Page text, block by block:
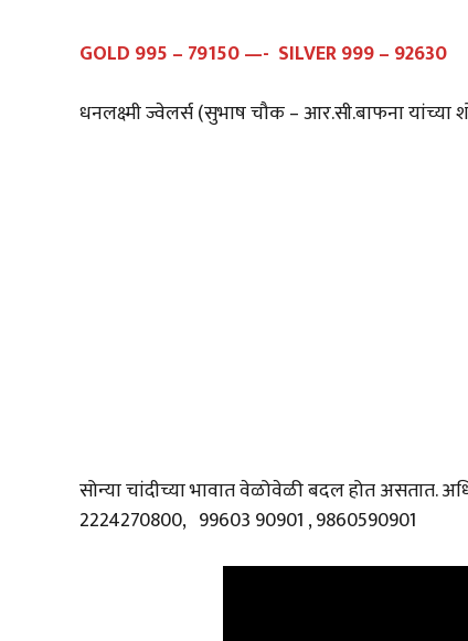
GOLD 995 – 79150 —- SILVER 999 – 92630
धनलक्ष्मी ज्वेलर्स (सुभाष चौक – आर.सी.बाफना
सोन्या चांदीच्या भावात वेळोवेळी बदल होत असतात.
2224270800, 99603 90901 , 9860590901